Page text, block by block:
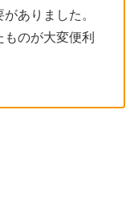
ありました。
のが大変便利